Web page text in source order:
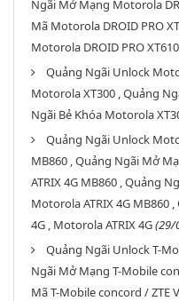
Ngãi Mở Mạng Motorola
Mã Motorola DROID PRO
Motorola DROID PRO
Quảng Ngãi Unlock
Motorola XT300 , Quảng
Ngãi Bẻ Khóa Motorola
Quảng Ngãi Unlock
MB860 , Quảng Ngãi Mở
ATRIX 4G MB860 , Quảng
Motorola ATRIX 4G MB860
4G , Motorola ATRIX 4G(29/
Quảng Ngãi Unlock T-
Ngãi Mở Mạng T-Mobile
Mã T-Mobile concord / ZTE